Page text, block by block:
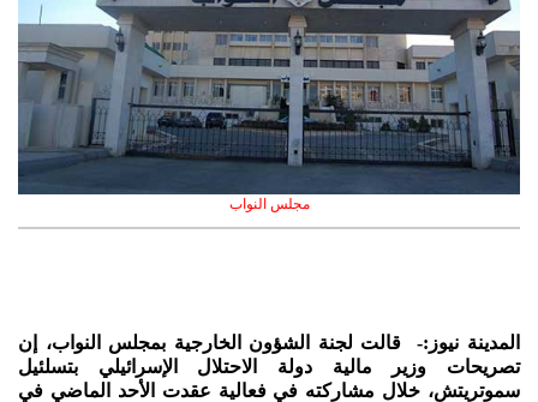
مجلس النواب
المدينة نيوز:- قالت لجنة الشؤون الخارجية بمجلس النواب، إن
تصريحات وزير مالية دولة الاحتلال الإسرائيلي بتسلئيل
سموتريتش، خلال مشاركته في فعالية عقدت الأحد الماضي في